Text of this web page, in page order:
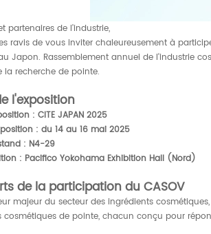
partenaires de l’industrie,
ravis de vous inviter chaleureusement à
Japon. Rassemblement annuel de l'industrie
la recherche de pointe.
l'exposition
: CITE JAPAN 2025
: du 14 au 16 mai 2025
: N4-29
: Pacifico Yokohama Exhibition Hall (Nord)
de la participation du CASOV
majeur du secteur des ingrédients
cosmétiques de pointe, chacun conçu pour